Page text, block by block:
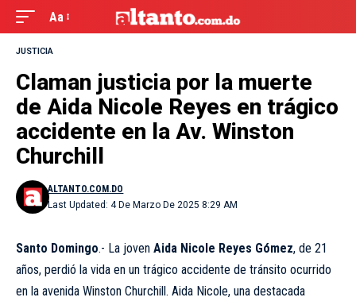
Aa
JUSTICIA
Claman justicia por la muerte
de Aida Nicole Reyes en trágico
accidente en la Av. Winston
Churchill
Last Updated: 4 De Marzo De 2025 8:29 AM
ALTANTO.COM.DO
Santo Domingo.- La joven Aida Nicole Reyes Gómez, de 21
años, perdió la vida en un trágico accidente de tránsito ocurrido
en la avenida Winston Churchill. Aida Nicole, una destacada